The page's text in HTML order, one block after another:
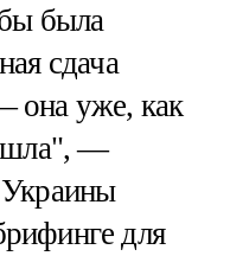
была
сдача
уже, как
—
Украины
для